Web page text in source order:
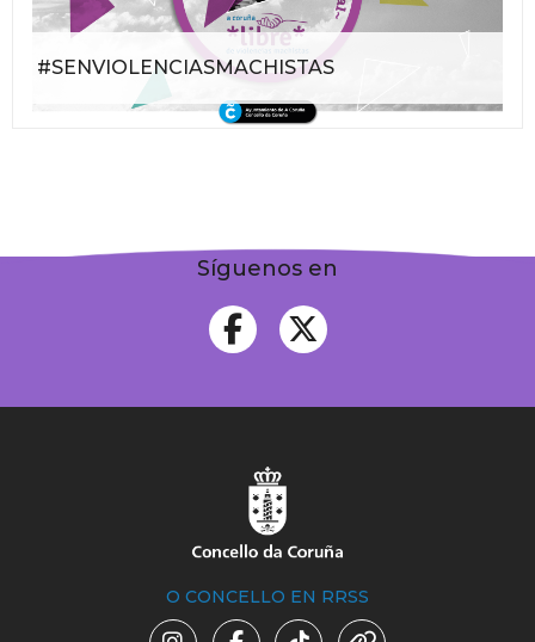
#SENVIOLENCIASMACHISTAS
Síguenos en
O CONCELLO EN RRSS